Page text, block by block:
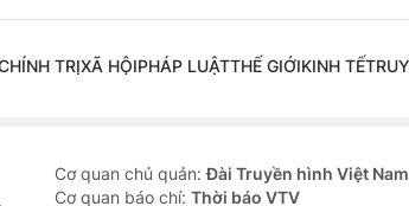
TRỊXÃ HỘIPHÁP LUẬTTHẾ GIỚIKINH TẾ
Cơ quan chủ quản:Đài Truyền hình Việt Nam
Cơ quan báo chí: Thời báo VTV